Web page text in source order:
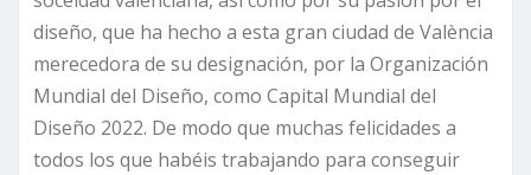
diseño, que ha hecho a esta gran ciudad de València
merecedora de su designación, por la Organización
Mundial del Diseño, como Capital Mundial del
Diseño 2022. De modo que muchas felicidades a
todos los que habéis trabajando para conseguir